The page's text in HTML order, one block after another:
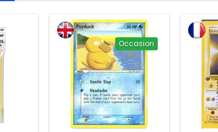
Occasion